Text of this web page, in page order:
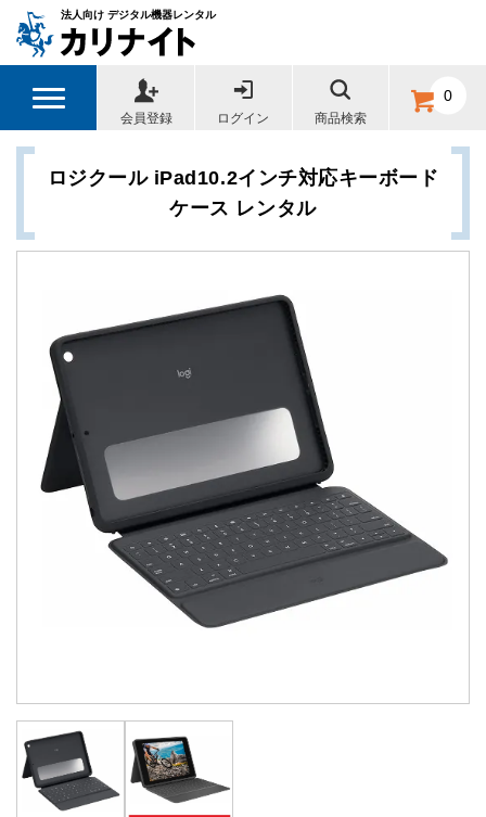
法人向け デジタル機器レンタル
会員登録 ログイン 商品検索
0
ロジクール iPad10.2インチ対応キーボード
ケース レンタル